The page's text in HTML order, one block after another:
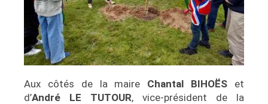
Aux côtés de la maire Chantal BIHOËS et
d’André LE TUTOUR, vice-président de la